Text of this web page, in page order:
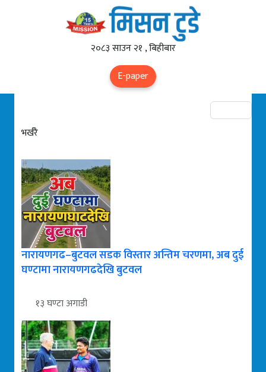
२०८३ साउन २१ , बिहीबार
E-paper
भर्खरै
नारायणगढ–बुटवल सडक विस्तार अन्तिम चरणमा, अब दुई
घण्टामा नारायणगढदेखि बुटवल
१३ घण्टा अगाडी